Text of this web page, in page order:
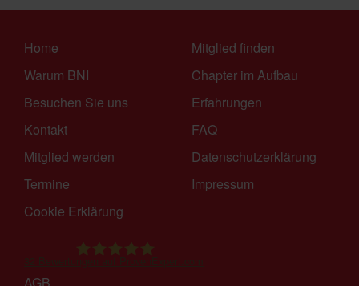
Home
Warum BNI
Besuchen Sie uns
Kontakt
Mitglied werden
Termine
Cookie Erklärung
Mitglied finden
Chapter im Aufbau
Erfahrungen
FAQ
Datenschutzerklärung
Impressum